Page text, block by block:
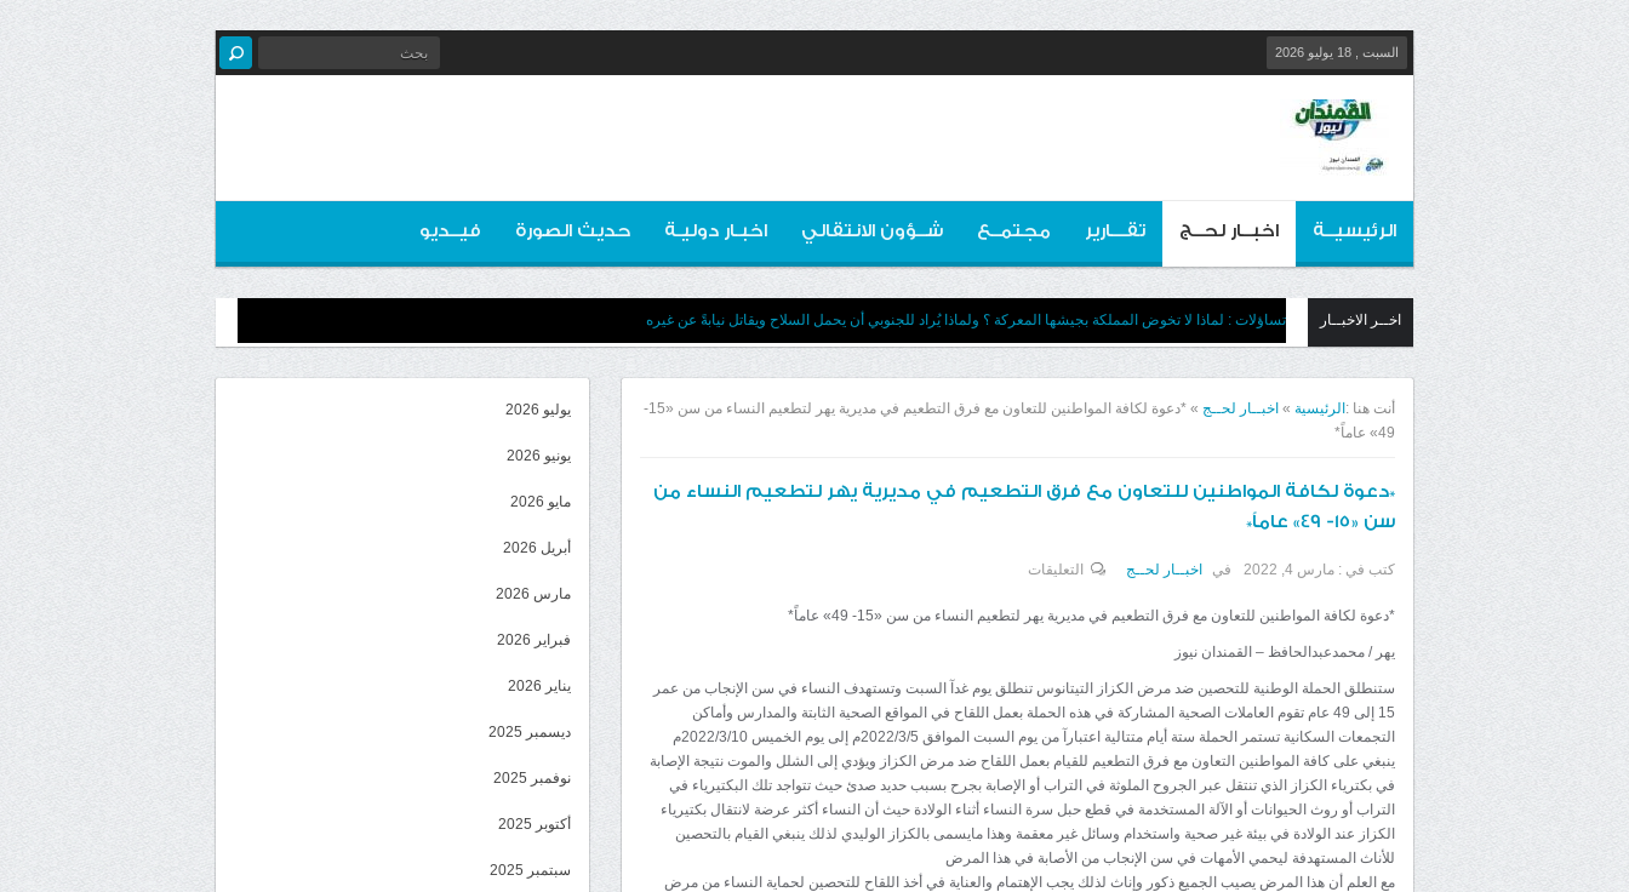
السبت , 18 يوليو 2026
الرئيسيــة اخبــار لحــج تقـــارير مجتمــع شــؤون الانتقالي اخبـار دوليـة حديث الصورة فيــديو
اخــر الاخبــار تساؤلات : لماذا لا تخوض المملكة بجيشها المعركة ؟ ولماذا يُراد للجنوبي أن يحمل السلاح ويقاتل نيابةً عن غيره
أنت هنا : الرئيسية » اخبــار لحــج »
*دعوة لكافة المواطنين للتعاون مع فرق التطعيم في مديرية يهر لتطعيم النساء من سن «15-
49» عاماً*
*دعوة لكافة المواطنين للتعاون مع فرق التطعيم في مديرية يهر لتطعيم النساء من
سن «15- 49» عاماً*
كتب في : مارس 4, 2022 في اخبــار لحــج التعليقات
لكافة
للتعاون
مع
فرق
التطعيم
في
مديرية
يهر
*دعوة لكافة المواطنين للتعاون مع فرق التطعيم في مديرية يهر لتطعيم النساء من سن «15- 49» عاماً*
يهر / محمدعبدالحافظ – القمندان نيوز
ستنطلق الحملة الوطنية للتحصين ضد مرض الكزاز التيتانوس تنطلق يوم غدآ السبت وتستهدف النساء في سن الإنجاب من عمر
15 إلى 49 عام تقوم العاملات الصحية المشاركة في هذه الحملة بعمل اللقاح في المواقع الصحية الثابتة والمدارس وأماكن
التجمعات السكانية تستمر الحملة ستة أيام متتالية اعتبارآ من يوم السبت الموافق 2022/3/5م إلى يوم الخميس 2022/3/10م
ينبغي على كافة المواطنين التعاون مع فرق التطعيم للقيام بعمل اللقاح ضد مرض الكزاز ويؤدي إلى الشلل والموت نتيجة الإصابة
في بكترياء الكزاز الذي تنتقل عبر الجروح الملوثة في التراب أو الإصابة بجرح بسبب حديد صدئ حيث تتواجد تلك البكتيرياء في
التراب أو روث الحيوانات أو الآلة المستخدمة في قطع حبل سرة النساء أثناء الولادة حيث أن النساء أكثر عرضة لانتقال بكتيرياء
الكزاز عند الولادة في بيئة غير صحية واستخدام وسائل غير معقمة وهذا مايسمى بالكزاز الوليدي لذلك ينبغي القيام بالتحصين
للأناث المستهدفة ليحمي الأمهات في سن الإنجاب من الأصابة في هذا المرض
مع العلم أن هذا المرض يصيب الجميع ذكور وإناث لذلك يجب الإهتمام والعناية في أخذ اللقاح للتحصين لحماية النساء من مرض
يوليو 2026
يونيو 2026
مايو 2026
أبريل 2026
مارس 2026
فبراير 2026
يناير 2026
ديسمبر 2025
نوفمبر 2025
أكتوبر 2025
سبتمبر 2025